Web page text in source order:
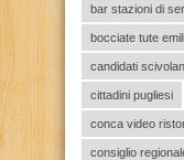
bar stazioni di
bocciate tute
candidati
cittadini pugliesi
conca video
consiglio